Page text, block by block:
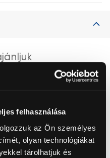
felhasználása
az Ön személyes
olyan technológiákat
tárolhatjuk és